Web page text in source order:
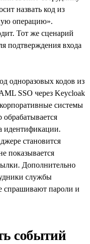
назвать код из
операцию».
Тот же сценарий
подтверждения входа
одноразовых кодов из
SSO через Keycloak
системы
идентификации.
становится
показывается
Дополнительно
службы
спрашивают пароли и
событий